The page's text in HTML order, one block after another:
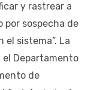
y rastrear a
por sospecha de
el sistema”. La
el Departamento
de